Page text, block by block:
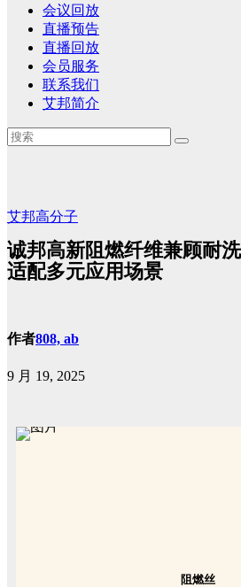
会议回放
直播预告
直播回放
会员服务
联系我们
艾邦简介
艾邦高分子
诚邦高新阻燃纤维兼顾耐
适配多元应用场景
作者808, ab
9 月 19, 2025
阻燃丝